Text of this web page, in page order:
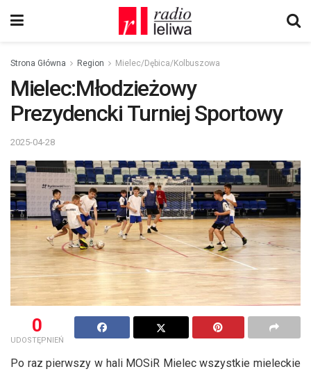
Strona Główna Region Mielec/Dębica/Kolbuszowa
Mielec:Młodzieżowy
Prezydencki Turniej Sportowy
2025-04-28
0
UDOSTĘPNIEŃ
Po raz pierwszy w hali MOSiR Mielec wszystkie mieleckie